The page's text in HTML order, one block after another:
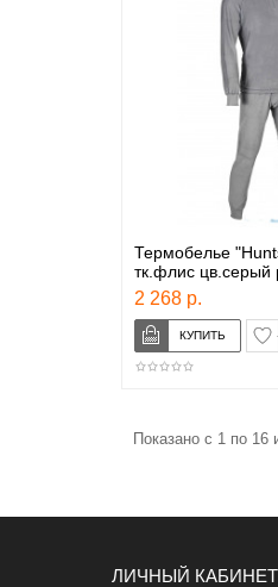
Термобелье
тк.флис цв.серый
2 268 р.
Показано с 1 по 16
ЛИЧНЫЙ КАБИНЕТ